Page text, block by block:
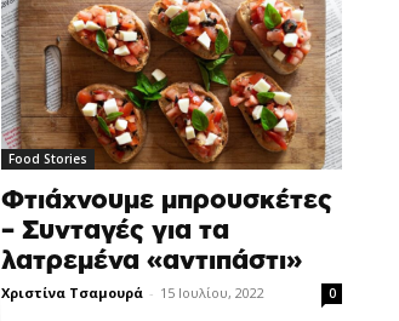
Food Stories
Φτιάχνουμε μπρουσκέτες
– Συνταγές για τα
λατρεμένα «αντιπάστι»
Χριστίνα Τσαμουρά - 15 Ιουλίου, 2022 0